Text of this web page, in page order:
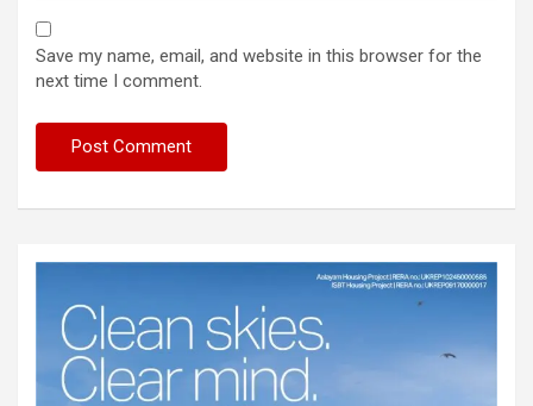
Save my name, email, and website in this browser for the
next time I comment.